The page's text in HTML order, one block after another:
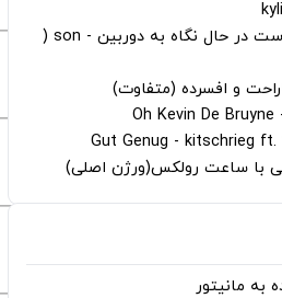
دانلود قالب مرد سیاه پوست در حال نگاه به دوربین - son (
و افسرده (متفاوت)
با ساعت رولکس(ورژن اصلی)
به مانیتور